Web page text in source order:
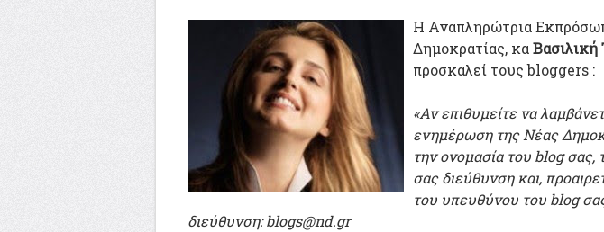
Η Αναπληρώτρια
Δημοκρατίας, καΒασιλική
προσκαλεί τους bloggers :
«Αν επιθυμείτε να
ενημέρωση της Νέας
την ονομασία του blog σας,
σας διεύθυνση και,
του υπευθύνου του blog
διεύθυνση: blogs@nd.gr